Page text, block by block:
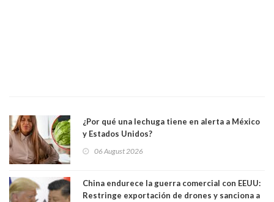
¿Por qué una lechuga tiene en alerta a México
y Estados Unidos?
06 August 2026
China endurece la guerra comercial con EEUU:
Restringe exportación de drones y sanciona a